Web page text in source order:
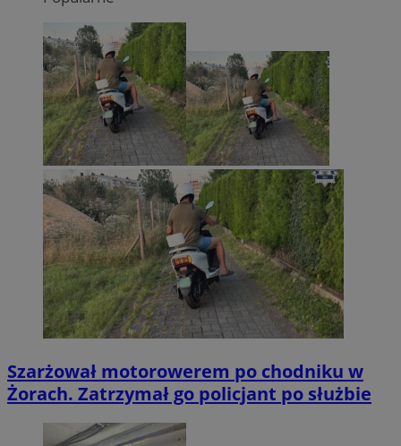
Szarżował motorowerem po chodniku w
Żorach. Zatrzymał go policjant po służbie